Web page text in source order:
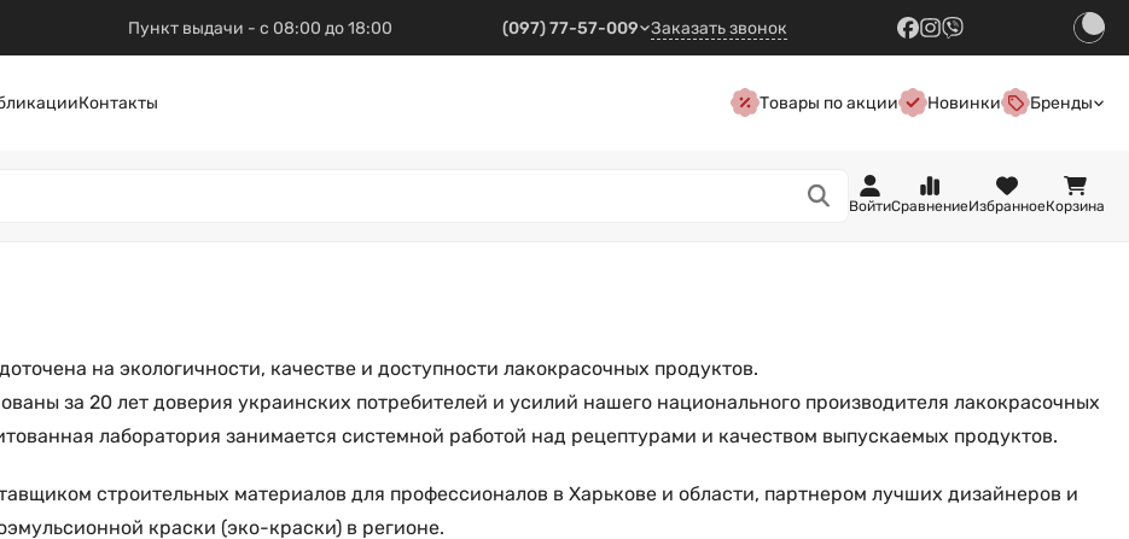
Пункт выдачи - с 08:00 до 18:00 (097) 77-57-009 Заказать звонок
Контакты Товары по акции Новинки Бренды
ВойтиСравнениеИзбранноеКорзина
на экологичности, качестве и доступности лакокрасочных продуктов.
за 20 лет доверия украинских потребителей и усилий нашего национального производителя лакокрасочных
лаборатория занимается системной работой над рецептурами и качеством выпускаемых продуктов.
строительных материалов для профессионалов в Харькове и области, партнером лучших дизайнеров и
краски (эко-краски) в регионе.